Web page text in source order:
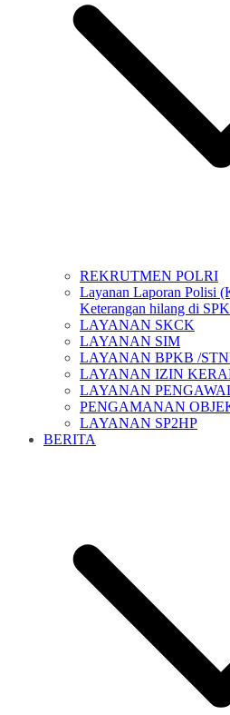
REKRUTMEN POLRI
Layanan Laporan Polisi
Keterangan hilang di
LAYANAN SKCK
LAYANAN SIM
LAYANAN BPKB /
LAYANAN IZIN
LAYANAN
PENGAMANAN
LAYANAN SP2HP
BERITA